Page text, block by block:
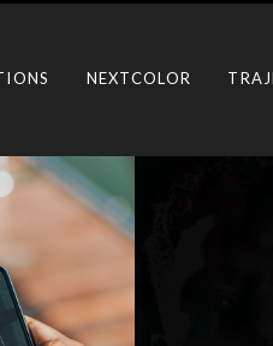
NEXTCOLOR